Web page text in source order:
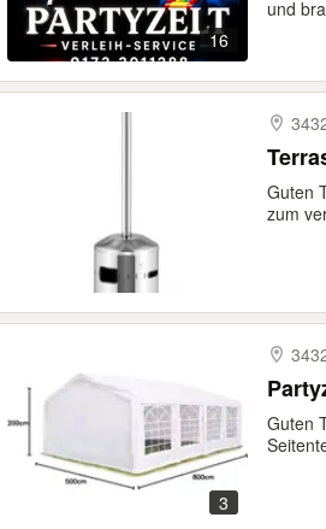
16
und
Guten
zum
3
Guten